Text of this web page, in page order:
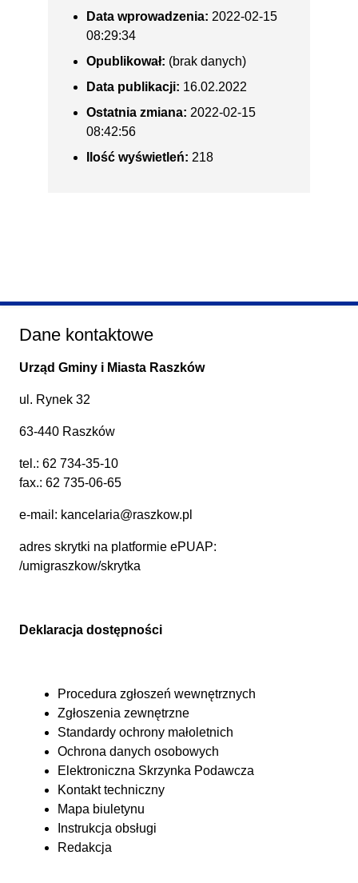
Data wprowadzenia: 2022-02-15
08:29:34
Opublikował: (brak danych)
Data publikacji: 16.02.2022
Ostatnia zmiana: 2022-02-15
08:42:56
Ilość wyświetleń: 218
Dane kontaktowe
Urząd Gminy i Miasta Raszków
ul. Rynek 32
63-440 Raszków
tel.: 62 734-35-10
fax.: 62 735-06-65
e-mail: kancelaria@raszkow.pl
adres skrytki na platformie ePUAP:
/umigraszkow/skrytka
Deklaracja dostępności
Procedura zgłoszeń wewnętrznych
Zgłoszenia zewnętrzne
Standardy ochrony małoletnich
Ochrona danych osobowych
Elektroniczna Skrzynka Podawcza
Kontakt techniczny
Mapa biuletynu
Instrukcja obsługi
Redakcja